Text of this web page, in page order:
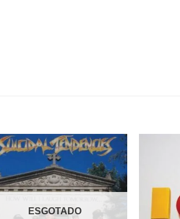
Adicionar
a lista de
desejos
ESGOTADO